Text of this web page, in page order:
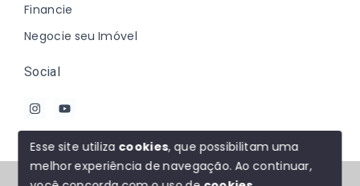
Financie
Negocie seu Imóvel
Social
Esse site utiliza cookies, que possibilitam uma
melhor experiência de navegação.Ao continuar,